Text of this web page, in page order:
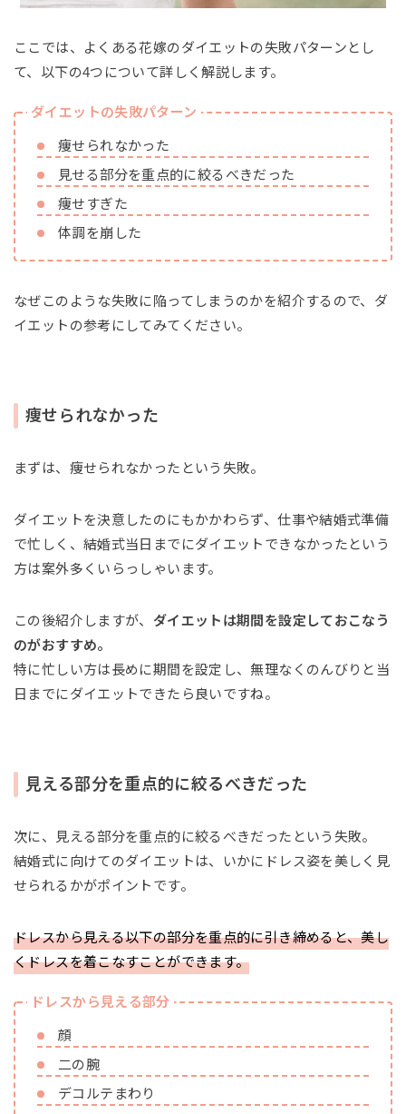
ここでは、よくある花嫁のダイエットの失敗パターンとし
て、以下の4つについて詳しく解説します。
ダイエットの失敗パターン
痩せられなかった
見せる部分を重点的に絞るべきだった
痩せすぎた
体調を崩した
なぜこのような失敗に陥ってしまうのかを紹介するので、ダ
イエットの参考にしてみてください。
痩せられなかった
まずは、痩せられなかったという失敗。
ダイエットを決意したのにもかかわらず、仕事や結婚式準備
で忙しく、結婚式当日までにダイエットできなかったという
方は案外多くいらっしゃいます。
この後紹介しますが、 ダイエットは期間を設定しておこなう
のがおすすめ。
特に忙しい方は長めに期間を設定し、無理なくのんびりと当
日までにダイエットできたら良いですね。
見える部分を重点的に絞るべきだった
次に、見える部分を重点的に絞るべきだったという失敗。
結婚式に向けてのダイエットは、いかにドレス姿を美しく見
せられるかがポイントです。
ドレスから見える以下の部分を重点的に引き締めると、美し
くドレスを着こなすことができます。
ドレスから見える部分
顔
二の腕
デコルテまわり